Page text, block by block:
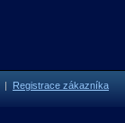
| Registrace zákazníka